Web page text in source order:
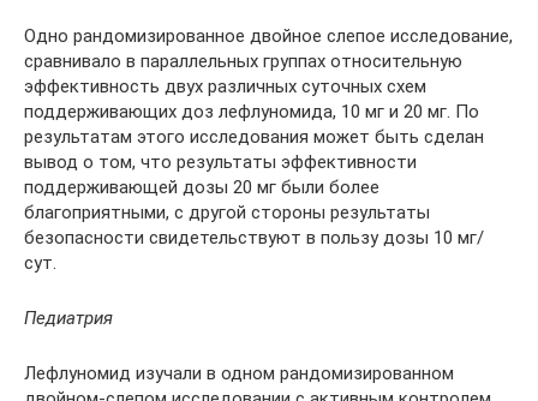
Одно рандомизированное двойное слепое исследование,
сравнивало в параллельных группах относительную
эффективность двух различных суточных схем
поддерживающих доз лефлуномида, 10 мг и 20 мг. По
результатам этого исследования может быть сделан
вывод о том, что результаты эффективности
поддерживающей дозы 20 мг были более
благоприятными, с другой стороны результаты
безопасности свидетельствуют в пользу дозы 10 мг/
сут.
Педиатрия
Лефлуномид изучали в одном рандомизированном